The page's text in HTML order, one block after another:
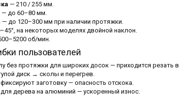
— 210 / 255 мм.
— до 60–80 мм.
— до 120–300 мм при наличии протяжки.
на некоторых моделях двойной наклон.
об/мин.
пользователей
без протяжки для широких досок — приходится резать
диск → сколы и перегрев.
заготовку — опасность отскока.
дерева на алюминий — ускоренный износ.